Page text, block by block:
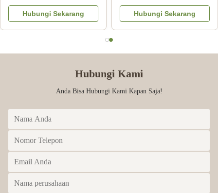
Minuman Susu Koktail
BuahHubungi Sekarang
Dengan Sistem Pendingin
Hubungi Sekarang
Hubungi Kami
Anda Bisa Hubungi Kami Kapan Saja!